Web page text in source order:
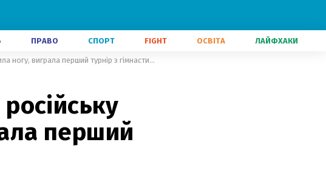
ПРАВО СПОРТ FIGHT ОСВІТА ЛАЙФХАКИ
7-річна українка, яка через російську ракету втратила ногу, виграла перший турнір з гімнастики
перший